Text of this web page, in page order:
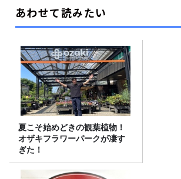
あわせて読みたい
夏こそ始めどきの観葉植物！
オザキフラワーパークが凄す
ぎた！